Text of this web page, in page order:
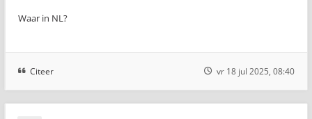
Waar in NL?
Citeer vr 18 jul 2025, 08:40